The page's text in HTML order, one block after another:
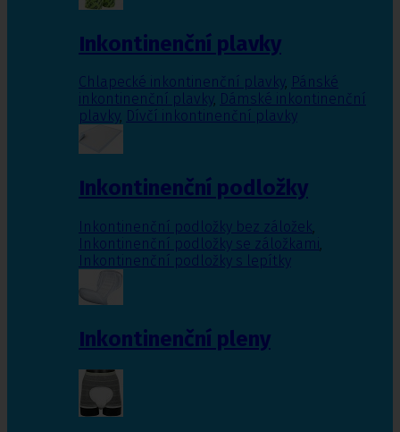
Inkontinenční plavky
Chlapecké inkontinenční plavky, Pánské
inkontinenční plavky, Dámské inkontinenční
plavky, Dívčí inkontinenční plavky
Inkontinenční podložky
Inkontinenční podložky bez záložek,
Inkontinenční podložky se záložkami,
Inkontinenční podložky s lepítky
Inkontinenční pleny